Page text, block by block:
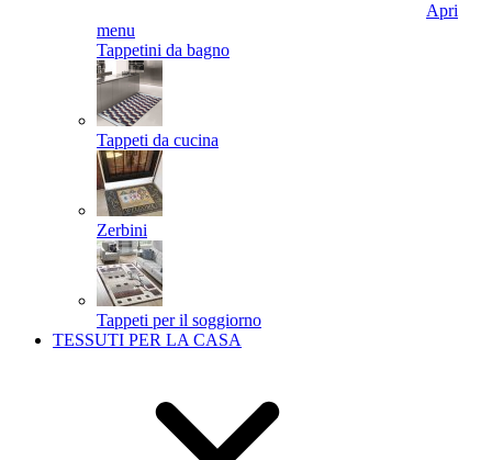
Apri
menu
Tappetini da bagno
Tappeti da cucina
Zerbini
Tappeti per il soggiorno
TESSUTI PER LA CASA